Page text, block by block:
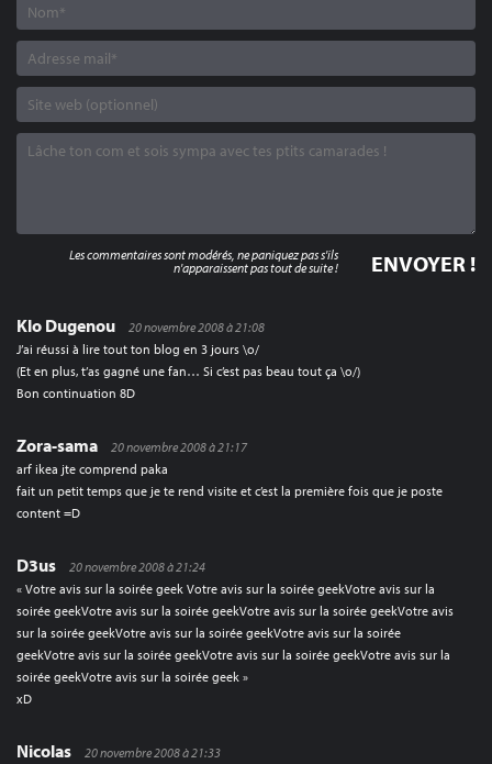
Klo Dugenou
20 novembre 2008 à 21:08
J’ai réussi à lire tout ton blog en 3 jours \o/
(Et en plus, t’as gagné une fan… Si c’est pas beau tout ça \o/)
Bon continuation 8D
Zora-sama
20 novembre 2008 à 21:17
arf ikea jte comprend paka
fait un petit temps que je te rend visite et c’est la première fois que je poste
content =D
D3us
20 novembre 2008 à 21:24
« Votre avis sur la soirée geek Votre avis sur la soirée geekVotre avis sur la
soirée geekVotre avis sur la soirée geekVotre avis sur la soirée geekVotre avis
sur la soirée geekVotre avis sur la soirée geekVotre avis sur la soirée
geekVotre avis sur la soirée geekVotre avis sur la soirée geekVotre avis sur la
soirée geekVotre avis sur la soirée geek »
xD
Nicolas
20 novembre 2008 à 21:33
Les commentaires sont modérés, ne paniquez pas s'ils
n'apparaissent pas tout de suite !